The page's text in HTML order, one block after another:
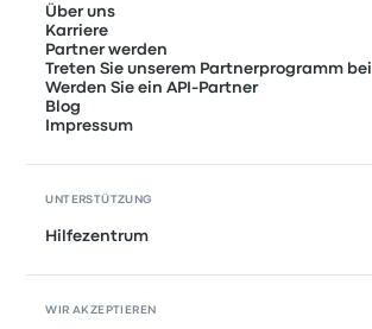
Über uns
Karriere
Partner werden
Treten Sie unserem Partnerprogramm bei
Werden Sie ein API-Partner
Blog
Impressum
UNTERSTÜTZUNG
Hilfezentrum
WIR AKZEPTIEREN